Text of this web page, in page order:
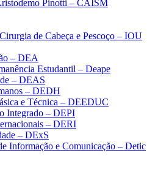
Pinotti – CAISM
de Cabeça e Pescoço – IOU
– DEA
Estudantil – Deape
– DEAS
– DEDH
e Técnica – DEEDUC
Integrado – DEPI
– DERI
– DExS
Informação e Comunicação – Detic